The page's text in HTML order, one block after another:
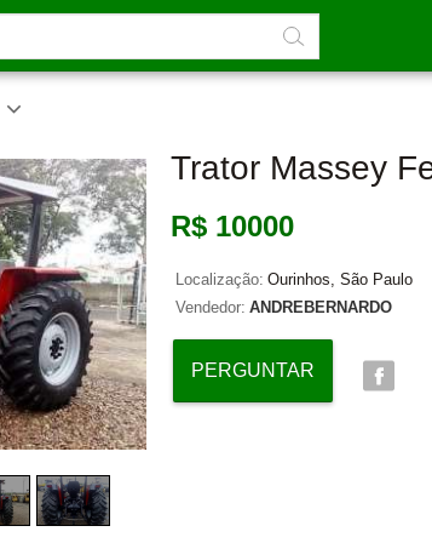
Trator Massey
R$ 10000
Localização: Ourinhos, São Paulo
Vendedor: ANDREBERNARDO
PERGUNTAR